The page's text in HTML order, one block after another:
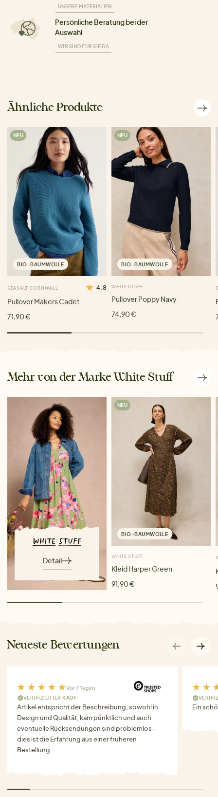
UNSERE MATERIALIEN
Persönliche Beratung bei der
Auswahl
WIR SIND FÜR SIE DA
Ähnliche Produkte
NEU
BIO-BAUMWOLLE
SEASALT CORNWALL 4.8
Pullover Makers Cadet
71,90 €
NEU
BIO-BAUMWOLLE
WHITE STUFF
Pullover Poppy Navy
74,90 €
Mehr von der Marke White Stuff
Detail
NEU
BIO-BAUMWOLLE
WHITE STUFF
Kleid Harper Green
91,90 €
Neueste Bewertungen
Vor 7 Tagen
VERIFIZIERTER KAUF
Artikel entspricht der Beschreibung, sowohl in
Design und Qualität, kam pünktlich und auch
eventuelle Rücksendungen sind problemlos-
dies ist die Erfahrung aus einer früheren
Bestellung.
Ein